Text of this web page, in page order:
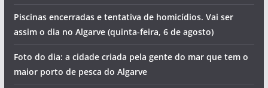
Piscinas encerradas e tentativa de homicídios. Vai ser
assim o dia no Algarve (quinta-feira, 6 de agosto)
Foto do dia: a cidade criada pela gente do mar que tem o
maior porto de pesca do Algarve